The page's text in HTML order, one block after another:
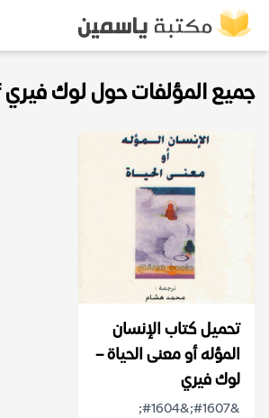
جميع المؤلفات حول لوك فيري pdf
تحميل كتاب الإنسان
المؤله أو معنى الحياة –
لوك فيري
&#1607;&#1604;